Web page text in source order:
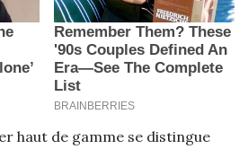
haut de gamme se distingue